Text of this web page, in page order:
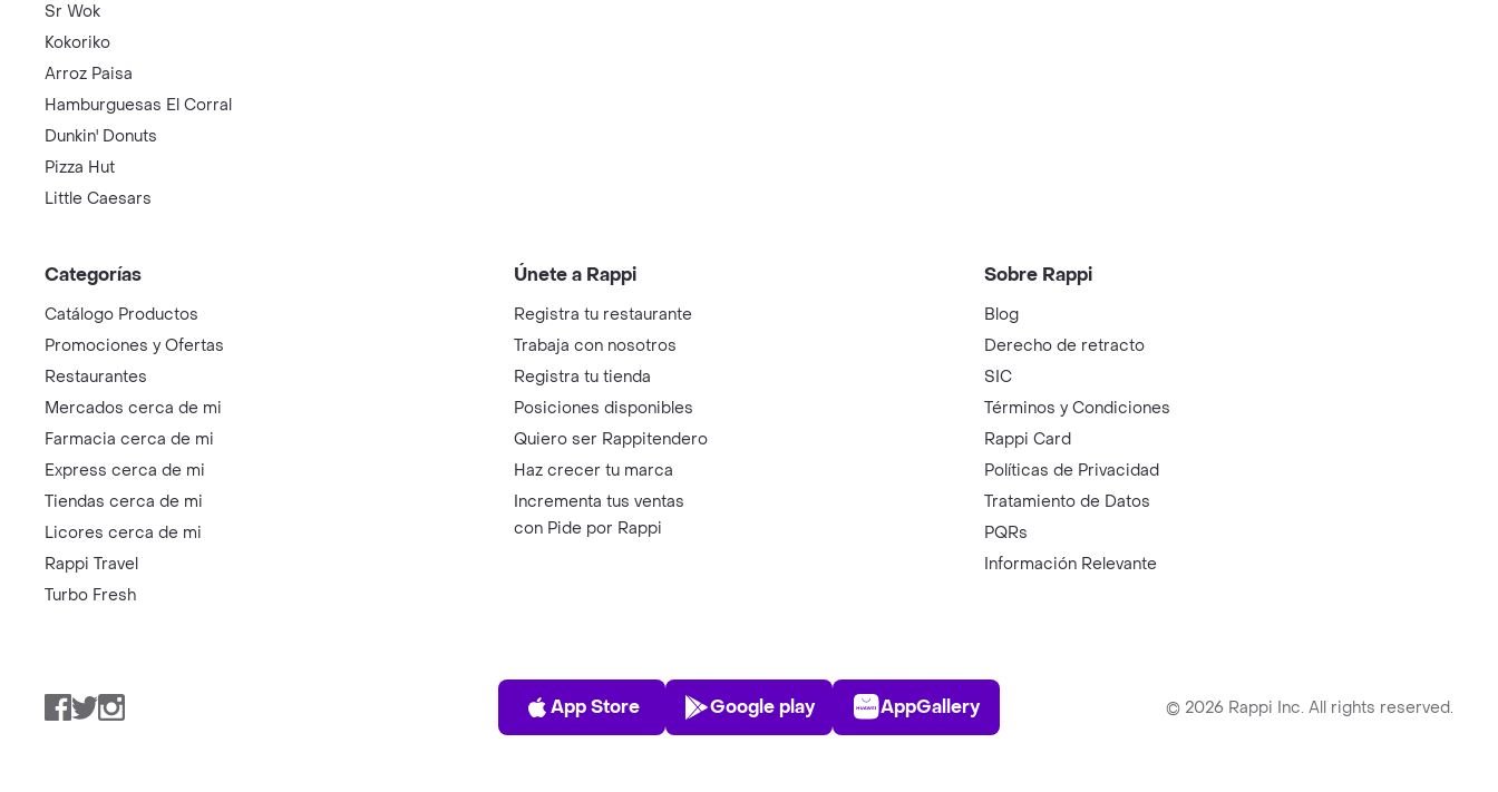
Sr Wok
Kokoriko
Arroz Paisa
Hamburguesas El Corral
Dunkin' Donuts
Pizza Hut
Little Caesars
Categorías
Catálogo Productos
Promociones y Ofertas
Restaurantes
Mercados cerca de mi
Farmacia cerca de mi
Express cerca de mi
Tiendas cerca de mi
Licores cerca de mi
Rappi Travel
Turbo Fresh
Únete a Rappi
Registra tu restaurante
Trabaja con nosotros
Registra tu tienda
Posiciones disponibles
Quiero ser Rappitendero
Haz crecer tu marca
Incrementa tus ventas
con Pide por Rappi
Sobre Rappi
Blog
Derecho de retracto
SIC
Términos y Condiciones
Rappi Card
Políticas de Privacidad
Tratamiento de Datos
PQRs
Información Relevante
Facebook
TwitterInstagram
App Store
App Store
Play Store
Google play
AppGallery
AppGallery © 2026 Rappi Inc. All rights reserved.